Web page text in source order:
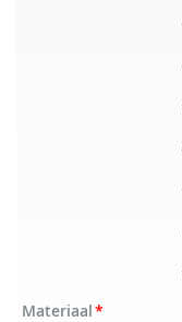
Materiaal